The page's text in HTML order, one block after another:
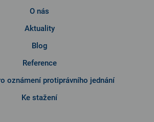
O nás
Aktuality
Blog
Reference
oznámení protiprávního jednání
Ke stažení